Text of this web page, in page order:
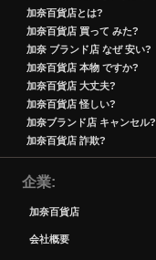
加奈百貨店とは?
加奈百貨店 買って みた?
加奈 ブランド店 なぜ 安い?
加奈百貨店 本物 ですか?
加奈百貨店 大丈夫?
加奈百貨店 怪しい?
加奈ブランド店 キャンセル?
加奈百貨店 詐欺?
企業
加奈百貨店
会社概要